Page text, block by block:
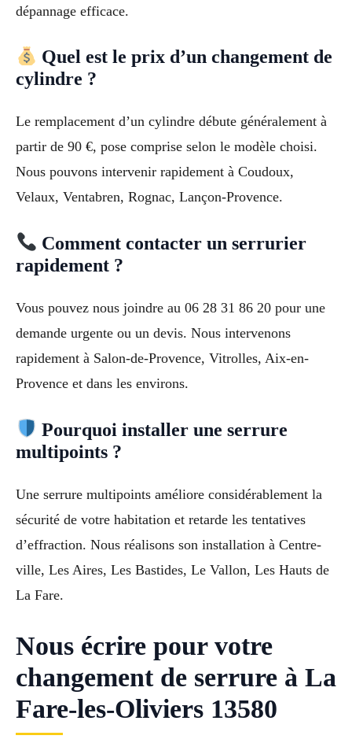
dépannage efficace.
Quel est le prix d’un changement de
cylindre ?
Le remplacement d’un cylindre débute généralement à
partir de 90 €, pose comprise selon le modèle choisi.
Nous pouvons intervenir rapidement à Coudoux,
Velaux, Ventabren, Rognac, Lançon-Provence.
Comment contacter un serrurier
rapidement ?
Vous pouvez nous joindre au 06 28 31 86 20 pour une
demande urgente ou un devis. Nous intervenons
rapidement à Salon-de-Provence, Vitrolles, Aix-en-
Provence et dans les environs.
Pourquoi installer une serrure
multipoints ?
Une serrure multipoints améliore considérablement la
sécurité de votre habitation et retarde les tentatives
d’effraction. Nous réalisons son installation à Centre-
ville, Les Aires, Les Bastides, Le Vallon, Les Hauts de
La Fare.
Nous écrire pour votre
changement de serrure à La
Fare-les-Oliviers 13580